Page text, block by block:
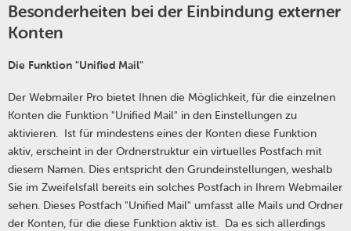
Besonderheiten bei der Einbindung externer
Konten
Die Funktion "Unified Mail"
Der Webmailer Pro bietet Ihnen die Möglichkeit, für die einzelnen
Konten die Funktion "Unified Mail" in den Einstellungen zu
aktivieren. Ist für mindestens eines der Konten diese Funktion
aktiv, erscheint in der Ordnerstruktur ein virtuelles Postfach mit
diesem Namen. Dies entspricht den Grundeinstellungen, weshalb
Sie im Zweifelsfall bereits ein solches Postfach in Ihrem Webmailer
sehen. Dieses Postfach "Unified Mail" umfasst alle Mails und Ordner
der Konten, für die diese Funktion aktiv ist. Da es sich allerdings